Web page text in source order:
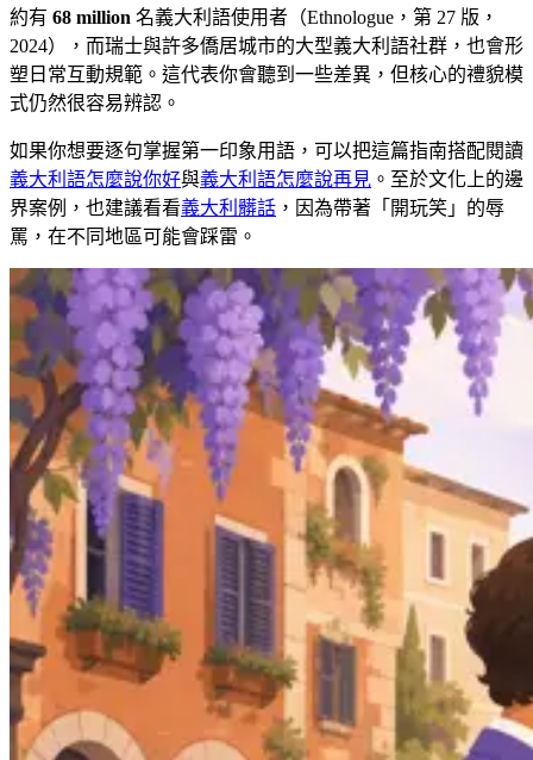
約有 68 million 名義大利語使用者（Ethnologue，第 27 版，
2024），而瑞士與許多僑居城市的大型義大利語社群，也會形
塑日常互動規範。這代表你會聽到一些差異，但核心的禮貌模
式仍然很容易辨認。
如果你想要逐句掌握第一印象用語，可以把這篇指南搭配閱讀
義大利語怎麼說你好與義大利語怎麼說再見 。至於文化上的邊
界案例，也建議看看義大利髒話 ，因為帶著「開玩笑」的辱
罵，在不同地區可能會踩雷。